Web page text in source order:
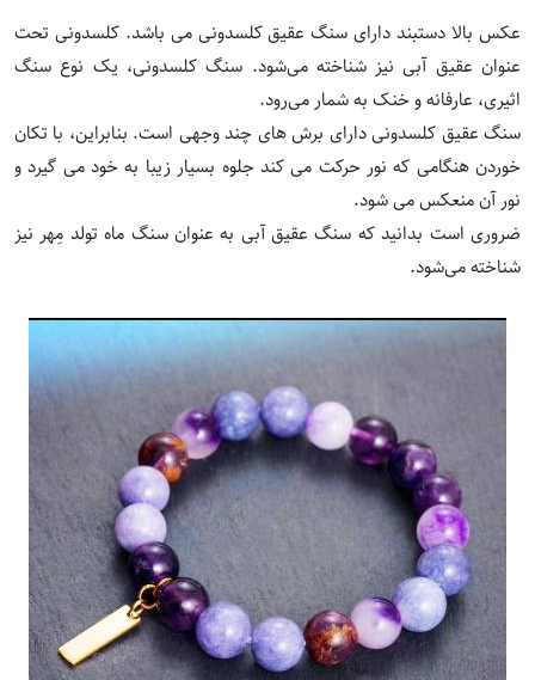
عکس بالا دستبند دارای سنگ عقیق کلسدونی می باشد. کلسدونی تحت
عنوان عقیق آبی نیز شناخته می‌شود. سنگ کلسدونی، یک نوع سنگ
اثیری، عارفانه و خنک به شمار می‌رود.
سنگ عقیق کلسدونی دارای برش های چند وجهی است. بنابراین، با تکان
خوردن هنگامی که نور حرکت می کند جلوه بسیار زیبا به خود می گیرد و
نور آن منعکس می شود.
ضروری است بدانید که سنگ عقیق آبی به عنوان سنگ ماه تولد مِهر نیز
شناخته می‌شود.